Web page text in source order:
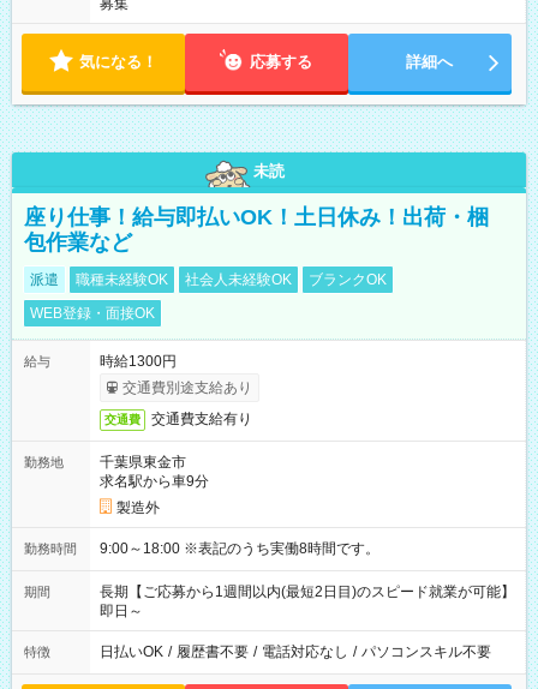
募集
気になる！ 応募する 詳細へ
未読
座り仕事！給与即払いOK！土日休み！出荷・梱
包作業など
派遣 職種未経験OK 社会人未経験OK
ブランクOK
WEB登録・面接OK
給与
時給1300円
交通費別途支給あり
交通費 交通費支給有り
勤務地
千葉県東金市
求名駅から車9分
製造外
勤務時間 9:00～18:00 ※表記のうち実働8時間です。
期間
長期【ご応募から1週間以内(最短2日目)のスピード就業が可能】
即日～
特徴 日払いOK / 履歴書不要 / 電話対応なし / パソコンスキル不要